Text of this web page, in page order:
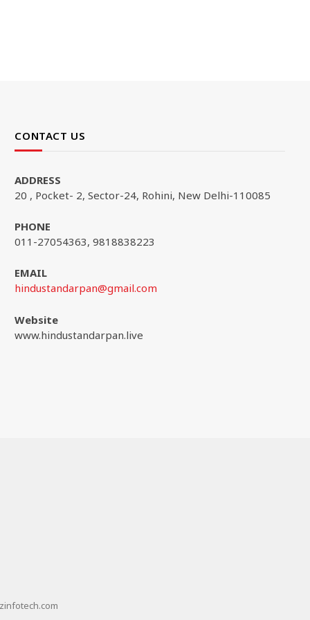
CONTACT US
ADDRESS
20 , Pocket- 2, Sector-24, Rohini, New Delhi-110085
PHONE
011-27054363, 9818838223
EMAIL
hindustandarpan@gmail.com
Website
www.hindustandarpan.live